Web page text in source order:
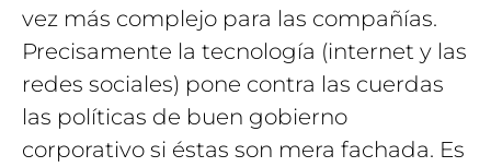
vez más complejo para las compañías.
Precisamente la tecnología (internet y las
redes sociales) pone contra las cuerdas
las políticas de buen gobierno
corporativo si éstas son mera fachada. Es